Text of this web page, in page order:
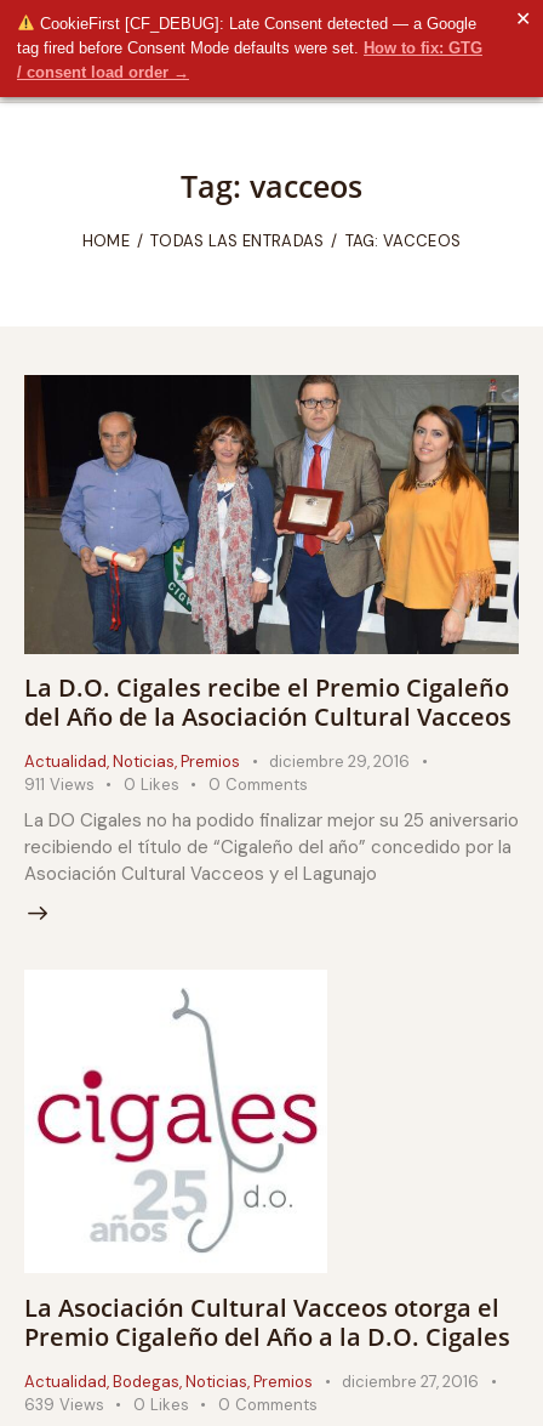
CookieFirst [CF_DEBUG]: Late Consent detected — a Google
tag fired before Consent Mode defaults were set. How to fix: GTG
/ consent load order →
✕
Tag: vacceos
HOME TODAS LAS ENTRADAS TAG: VACCEOS
La D.O. Cigales recibe el Premio Cigaleño
del Año de la Asociación Cultural Vacceos
Actualidad,Noticias,Premios
diciembre 29, 2016
911 Views 0 Likes 0 Comments
La DO Cigales no ha podido finalizar mejor su 25 aniversario
recibiendo el título de “Cigaleño del año” concedido por la
Asociación Cultural Vacceos y el Lagunajo
La Asociación Cultural Vacceos otorga el
Premio Cigaleño del Año a la D.O. Cigales
Actualidad,Bodegas,Noticias,Premios
diciembre 27, 2016
639 Views 0 Likes 0 Comments